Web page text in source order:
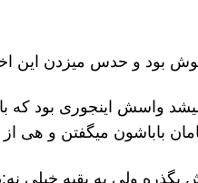
بود و حدس میزدن این
واسش اینجوری بود که
باباشون میگفتن و هی
بگذره ولی به بقیه خیلی